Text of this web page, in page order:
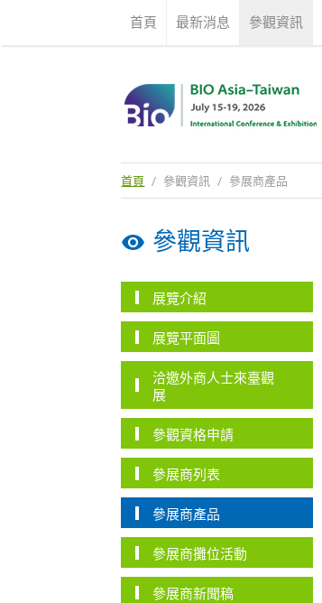
首頁 最新消息 參觀資訊
首頁 / 參觀資訊 / 參展商產品
參觀資訊
展覽介紹
展覽平面圖
洽邀外商人士來臺觀
展
參觀資格申請
參展商列表
參展商產品
參展商攤位活動
參展商新聞稿